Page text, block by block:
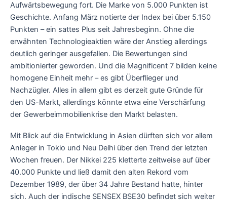
Aufwärtsbewegung fort. Die Marke von 5.000 Punkten ist
Geschichte. Anfang März notierte der Index bei über 5.150
Punkten – ein sattes Plus seit Jahresbeginn. Ohne die
erwähnten Technologieaktien wäre der Anstieg allerdings
deutlich geringer ausgefallen. Die Bewertungen sind
ambitionierter geworden. Und die Magnificent 7 bilden keine
homogene Einheit mehr – es gibt Überflieger und
Nachzügler. Alles in allem gibt es derzeit gute Gründe für
den US-Markt, allerdings könnte etwa eine Verschärfung
der Gewerbeimmobilienkrise den Markt belasten.
Mit Blick auf die Entwicklung in Asien dürften sich vor allem
Anleger in Tokio und Neu Delhi über den Trend der letzten
Wochen freuen. Der Nikkei 225 kletterte zeitweise auf über
40.000 Punkte und ließ damit den alten Rekord vom
Dezember 1989, der über 34 Jahre Bestand hatte, hinter
sich. Auch der indische SENSEX BSE30 befindet sich weiter